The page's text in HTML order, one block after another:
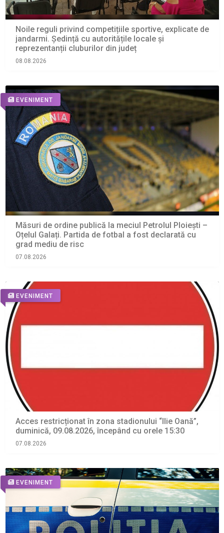
Noile reguli privind competițiile sportive, explicate de
jandarmi. Ședință cu autoritățile locale și
reprezentanții cluburilor din județ
08.08.2026
EVENIMENT
Măsuri de ordine publică la meciul Petrolul Ploiești –
Oțelul Galați. Partida de fotbal a fost declarată cu
grad mediu de risc
07.08.2026
EVENIMENT
Acces restricționat în zona stadionului “Ilie Oană”,
duminică, 09.08.2026, începând cu orele 15:30
07.08.2026
EVENIMENT